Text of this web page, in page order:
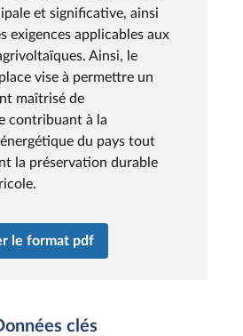
et significative, ainsi
exigences applicables aux
Ainsi, le
vise à permettre un
maîtrisé de
contribuant à la
du pays tout
la préservation durable
le format pdf
clés